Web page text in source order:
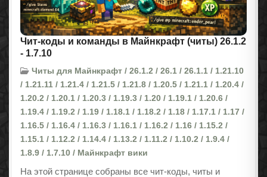
Чит-коды и команды в Майнкрафт (читы) 26.1.2
- 1.7.10
Читы для Майнкрафт / 26.1.2 / 26.1 / 26.1.1 / 1.21.10
/ 1.21.11 / 1.21.4 / 1.21.5 / 1.21.8 / 1.20.5 / 1.21.1 / 1.20.4 /
1.20.2 / 1.20.1 / 1.20.3 / 1.19.3 / 1.20 / 1.19.1 / 1.20.6 /
1.19.4 / 1.19.2 / 1.19 / 1.18.1 / 1.18.2 / 1.18 / 1.17.1 / 1.17 /
1.16.5 / 1.16.4 / 1.16.3 / 1.16.1 / 1.16.2 / 1.16 / 1.15.2 /
1.15.1 / 1.12.2 / 1.14.4 / 1.13.2 / 1.11.2 / 1.10.2 / 1.9.4 /
1.8.9 / 1.7.10 / Майнкрафт вики
На этой странице собраны все чит-коды, читы и